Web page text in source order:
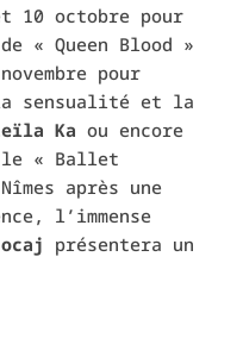
10 octobre pour
« Queen Blood »
pour
sensualité et la
Ka ou encore
le « Ballet
après une
l’immense
présentera un